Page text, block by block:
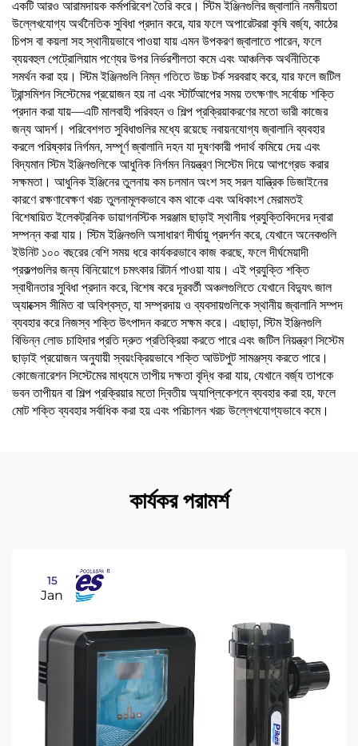
একটি আরও আরামদায়ক কর্মপরিবেশ তৈরি করে। স্টিম ইঞ্জিনগুলির জ্বালানি নমনীয়তা
উল্লেখযোগ্য অর্থনৈতিক সুবিধা প্রদান করে, যার ফলে অপারেটররা কৃষি বর্জ্য, কাঠের
চিপস বা কয়লা সহ স্থানীয়ভাবে পাওয়া যায় এমন উপকরণ জ্বালাতে পারেন, ফলে
ব্যয়বহুল পেট্রোলিয়াম পণ্যের উপর নির্ভরশীলতা কমে এবং আঞ্চলিক অর্থনীতিকে
সমর্থন করা হয়। স্টিম ইঞ্জিনগুলি নিম্ন গতিতে উচ্চ টর্ক সরবরাহ করে, যার ফলে জটিল
ট্রান্সমিশন সিস্টেমের প্রয়োজন হয় না এবং স্টার্টআপের সময় তৎক্ষণাৎ সর্বোচ্চ শক্তি
প্রদান করা যায়—এটি মালবাহী পরিবহন ও শিল্প প্রক্রিয়াকরণের মতো ভারী কাজের
জন্য আদর্শ। পরিবেশগত সুবিধাগুলির মধ্যে রয়েছে নবায়নযোগ্য জ্বালানি ব্যবহার
করলে পরিষ্কার নির্গমন, সম্পূর্ণ জ্বালানি দহন যা দূষণকারী পদার্থ কমিয়ে দেয় এবং
বিদ্যমান স্টিম ইঞ্জিনগুলিকে আধুনিক নির্গমন নিয়ন্ত্রণ সিস্টেম দিয়ে আপগ্রেড করার
সক্ষমতা। আধুনিক ইঞ্জিনের তুলনায় কম চলমান অংশ সহ সরল যান্ত্রিক ডিজাইনের
কারণে রক্ষণাবেক্ষণ খরচ তুলনামূলকভাবে কম থাকে এবং অধিকাংশ মেরামতই
বিশেষায়িত ইলেকট্রনিক ডায়াগনস্টিক সরঞ্জাম ছাড়াই স্থানীয় প্রযুক্তিবিদদের দ্বারা
সম্পন্ন করা যায়। স্টিম ইঞ্জিনগুলি অসাধারণ দীর্ঘায়ু প্রদর্শন করে, যেখানে অনেকগুলি
ইউনিট ১০০ বছরের বেশি সময় ধরে কার্যকরভাবে কাজ করছে, ফলে দীর্ঘমেয়াদী
প্রকল্পগুলির জন্য বিনিয়োগে চমৎকার রিটার্ন পাওয়া যায়। এই প্রযুক্তি শক্তি
স্বাধীনতার সুবিধা প্রদান করে, বিশেষ করে দূরবর্তী অঞ্চলগুলিতে যেখানে বিদ্যুৎ জাল
অ্যাক্সেস সীমিত বা অবিশ্বস্ত, যা সম্প্রদায় ও ব্যবসায়গুলিকে স্থানীয় জ্বালানি সম্পদ
ব্যবহার করে নিজস্ব শক্তি উৎপাদন করতে সক্ষম করে। এছাড়া, স্টিম ইঞ্জিনগুলি
বিভিন্ন লোড চাহিদার প্রতি দ্রুত প্রতিক্রিয়া করতে পারে এবং জটিল নিয়ন্ত্রণ সিস্টেম
ছাড়াই প্রয়োজন অনুযায়ী স্বয়ংক্রিয়ভাবে শক্তি আউটপুট সামঞ্জস্য করতে পারে।
কোজেনারেশন সিস্টেমের মাধ্যমে তাপীয় দক্ষতা বৃদ্ধি করা যায়, যেখানে বর্জ্য তাপকে
ভবন তাপীয়ন বা শিল্প প্রক্রিয়ার মতো দ্বিতীয় অ্যাপ্লিকেশনে ব্যবহার করা হয়, ফলে
মোট শক্তি ব্যবহার সর্বাধিক করা হয় এবং পরিচালন খরচ উল্লেখযোগ্যভাবে কমে।
কার্যকর পরামর্শ
15
Jan